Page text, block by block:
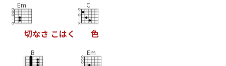
Em
切なさ こはく
C
色
B Em